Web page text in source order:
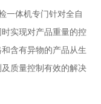
一体机专门针对全自
实现对产品重量的控
含有异物的产品从生
质量控制有效的解决